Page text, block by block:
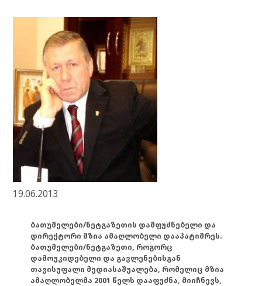
19.06.2013
ბათუმელები/ნეტგაზეთის დამფუძნებელი და
დირექტორი მზია ამაღლობელი დააპატიმრეს.
ბათუმელები/ნეტგაზეთი, როგორც
დამოუკიდებელი და გავლენებისგან
თავისუფალი მედიასაშუალება, რომელიც მზია
ამაღლობელმა 2001 წელს დააფუძნა, მიიჩნევს,